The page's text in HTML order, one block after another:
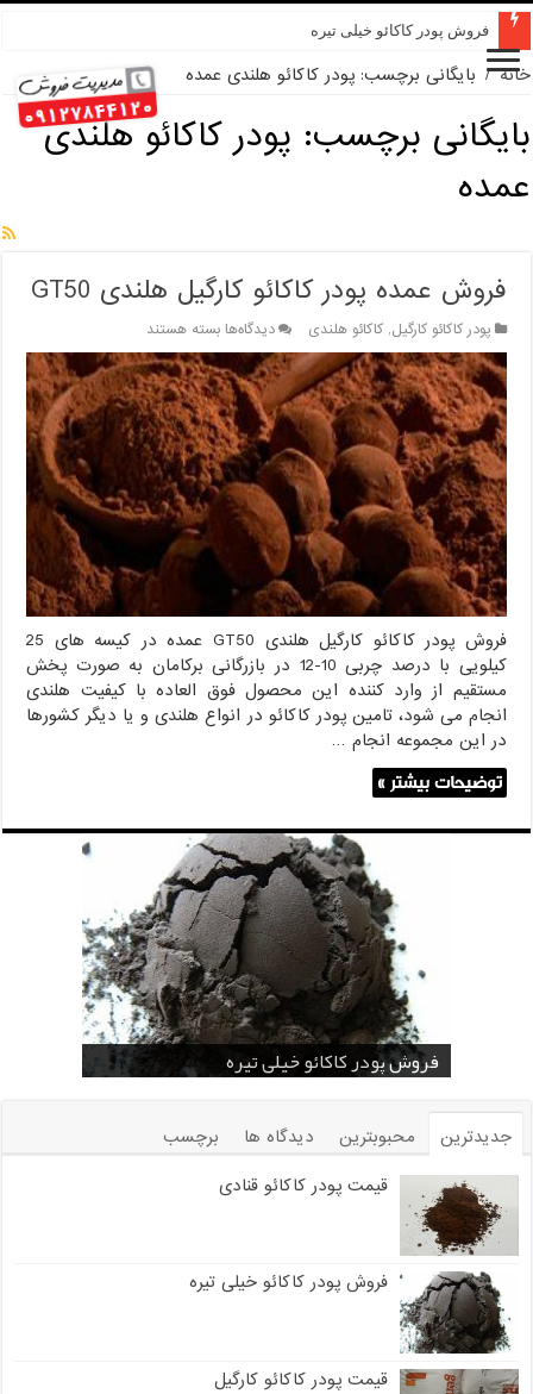
فروش پودر کاکائو خیلی تیره
خانه / بایگانی برچسب: پودر کاکائو هلندی عمده
بایگانی برچسب: پودر کاکائو هلندی
عمده
فروش عمده پودر کاکائو کارگیل هلندی GT50
پودر کاکائو کارگیل,کاکائو هلندی دیدگاه‌هابرای
فروش
عمده
پودر
کاکائو
کارگیل
هلندی
GT50
بسته هستند
فروش پودر کاکائو کارگیل هلندی GT50 عمده در کیسه های 25
کیلویی با درصد چربی 10-12 در بازرگانی برکامان به صورت پخش
مستقیم از وارد کننده این محصول فوق العاده با کیفیت هلندی
انجام می شود، تامین پودر کاکائو در انواع هلندی و یا دیگر کشورها
در این مجموعه انجام …
توضیحات بیشتر »
قیمت پودر کاکائو قنادی
فروش پودر کاکائو خیلی تیره
قیمت پودر کاکائو کارگیل
فروش ضد کلوخه پودر کاکائو ( Anti Cake )
خرید پودر کاکائو و کافی میت در کرمان
فروش پودر کاکائو و کافی میت در اصفهان
خرید اسانس پودری شکلات 10 کیلویی
خرید اسانس پودری قهوه
خرید کافی کریمر غیر لبنی 25 کیلویی اندونزی
جدیدترین محبوبترین دیدگاه ها
برچسب
قیمت پودر کاکائو قنادی
فروش پودر کاکائو خیلی تیره
قیمت پودر کاکائو کارگیل